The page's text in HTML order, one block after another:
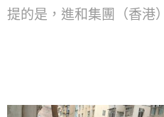
提的是，進和集團（香港